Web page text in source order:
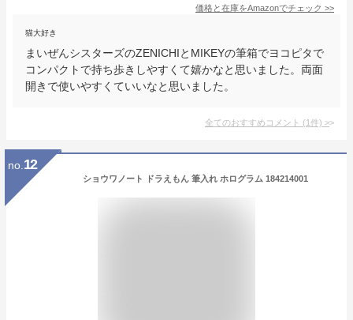
価格と在庫をAmazonでチェック >>
猫大好き
まいぜんシスターズのZENICHIとMIKEYの筆箱でヨコピタで
コンパクトで持ち歩きしやすくて嬉かなと思いました。両面
開きで使いやすくていいなと思いました。
全てのおすすめコメント (1件) >
no. 12
ショウワノート ドラえもん 筆入れ ホログラム 184214001